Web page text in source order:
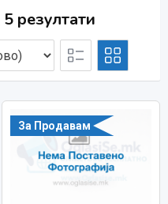
резултати
За Продавам